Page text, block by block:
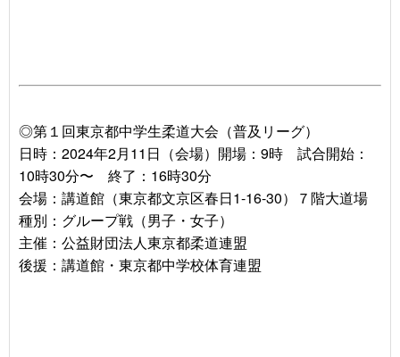
◎第１回東京都中学生柔道大会（普及リーグ）
日時：2024年2月11日（会場）開場：9時 試合開始：
10時30分〜 終了：16時30分
会場：講道館（東京都文京区春日1-16-30）７階大道場
種別：グループ戦（男子・女子）
主催： 公益財団法人東京都柔道連盟
後援：講道館・東京都中学校体育連盟